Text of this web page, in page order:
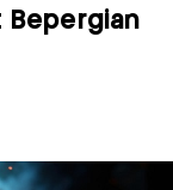
Bepergian